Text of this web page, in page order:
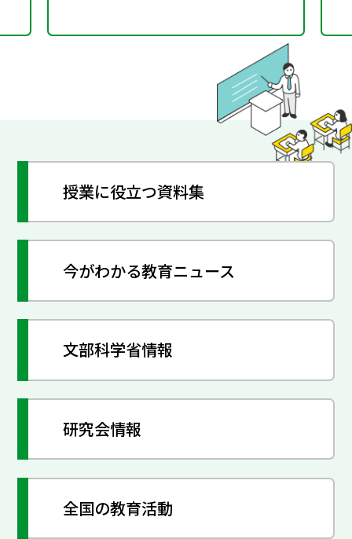
授業に役立つ資料集
今がわかる教育ニュース
文部科学省情報
研究会情報
全国の教育活動